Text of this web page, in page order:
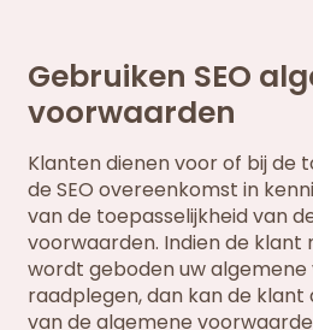
Gebruiken SEO
voorwaarden
Klanten dienen voor of bij de
de SEO overeenkomst in
van de toepasselijkheid van
voorwaarden. Indien de klant
wordt geboden uw
raadplegen, dan kan de
van de algemene